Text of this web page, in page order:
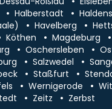
Halberstadt
Havelberg
Köthen Magdeburg
Oschersleben
Salzwedel
Staßfurt
Wernigerode
Zeitz Zerbst